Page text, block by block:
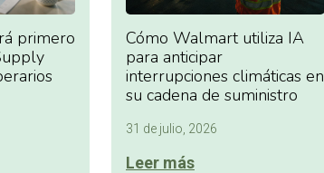
primero
Cómo Walmart utiliza IA
para anticipar
interrupciones climáticas en
su cadena de suministro
31 de julio, 2026
Leer más